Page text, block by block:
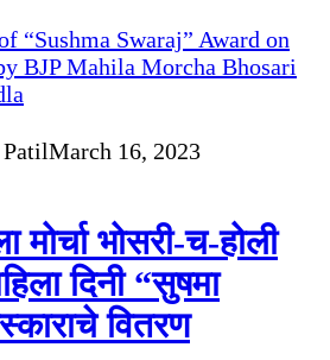
March 16, 2023
मोर्चा भोसरी-च-होली
दिनी “सुषमा
वितरण